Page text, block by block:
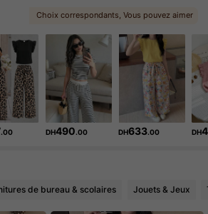
Suiveurs
Suiveurs
Suiveurs
Suiveurs
Choix correspondants, Vous pouvez aimer
, Plus de style, Articles connexes
.00 DH490.00 DH633.00 DH
de bureau & scolaires Jouets & Jeux